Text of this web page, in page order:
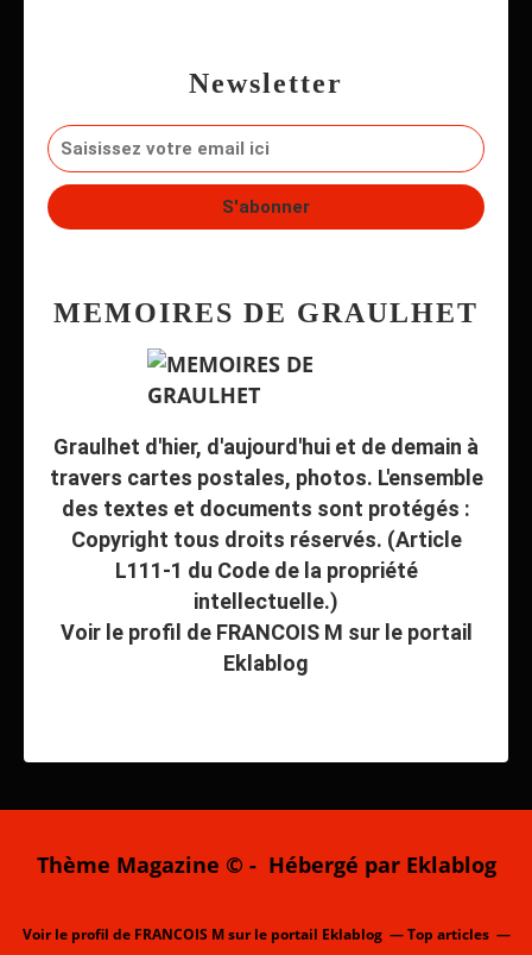
Newsletter
MEMOIRES DE GRAULHET
Graulhet d'hier, d'aujourd'hui et de demain à
travers cartes postales, photos. L'ensemble
des textes et documents sont protégés :
Copyright tous droits réservés. (Article
L111-1 du Code de la propriété
intellectuelle.)
Voir le profil de FRANCOIS M sur le portail
Eklablog
Thème Magazine © - Hébergé par Eklablog
Voir le profil de FRANCOIS Msur le portail Eklablog
Top articles